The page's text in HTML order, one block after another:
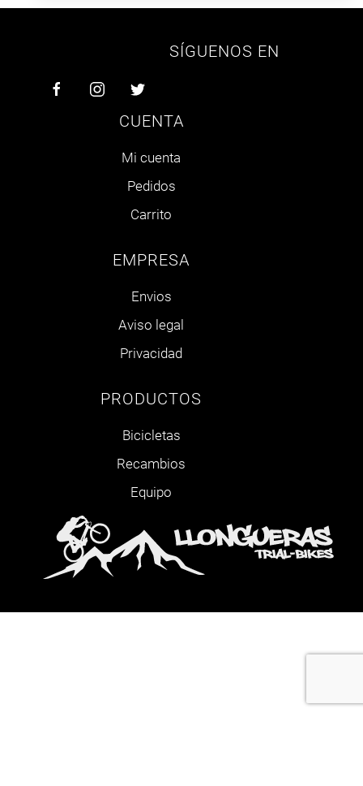
SÍGUENOS EN
CUENTA
Mi cuenta
Pedidos
Carrito
EMPRESA
Envios
Aviso legal
Privacidad
PRODUCTOS
Bicicletas
Recambios
Equipo